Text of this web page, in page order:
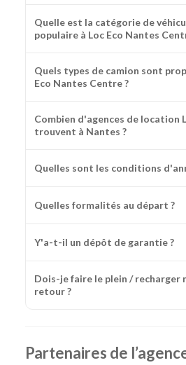
Quelle est la catégorie de
populaire à Loc Eco Nantes
Quels types de camion sont
Eco Nantes Centre ?
Combien d'agences de location
trouvent à Nantes ?
Quelles sont les conditions
Quelles formalités au départ ?
Y'a-t-il un dépôt de garantie ?
Dois-je faire le plein / recharger
retour ?
Partenaires de